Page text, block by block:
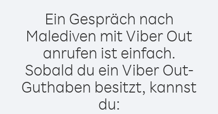
Ein Gespräch nach
Malediven mit Viber Out
anrufen ist einfach.
Sobald du ein Viber Out-
Guthaben besitzt, kannst
du: